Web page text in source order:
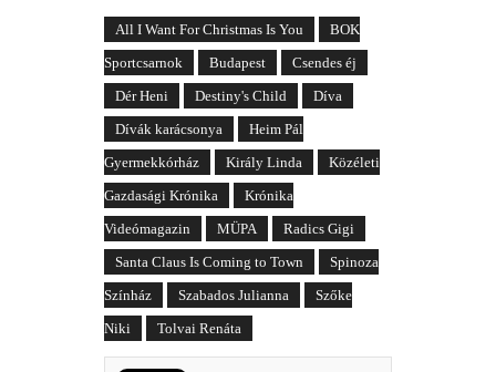
All I Want For Christmas Is You
BOK
Sportcsarnok
Budapest
Csendes éj
Dér Heni
Destiny's Child
Díva
Dívák karácsonya
Heim Pál
Gyermekkórház
Király Linda
Közéleti
Gazdasági Krónika
Krónika
Videómagazin
MÜPA
Radics Gigi
Santa Claus Is Coming to Town
Spinoza
Színház
Szabados Julianna
Szőke
Niki
Tolvai Renáta